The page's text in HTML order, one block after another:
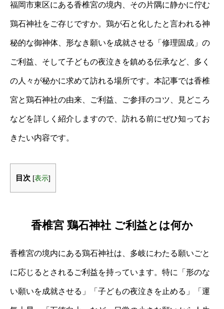
福岡市東区にある香椎宮の境内、その片隅に静かに佇む
鶏石神社をご存じですか。鶏が石と化したと言われる神
秘的な御神体、形なき願いを成就させる「修理固成」の
ご利益、そして子どもの夜泣きを鎮める伝承など、多く
の人々が秘かに求めて訪れる場所です。本記事では香椎
宮と鶏石神社の由来、ご利益、ご参拝のコツ、見どころ
などを詳しく紹介しますので、訪れる前にぜひ知ってお
きたい内容です。
目次 [表示]
香椎宮 鶏石神社 ご利益とは何か
香椎宮の境内にある鶏石神社は、多岐にわたる願いごと
に応じるとされるご利益を持っています。特に「形のな
い願いを成就させる」「子どもの夜泣きを止める」「運